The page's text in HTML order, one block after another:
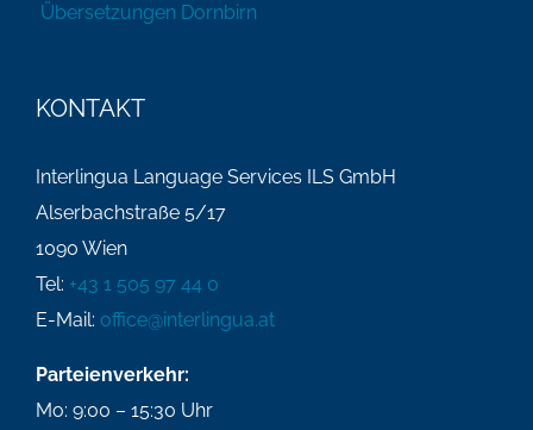
Übersetzungen Dornbirn
KONTAKT
Interlingua Language Services ILS GmbH
Alserbachstraße 5/17
1090 Wien
Tel: +43 1 505 97 44 0
E-Mail: office@interlingua.at
Parteienverkehr:
Mo: 9:00 – 15:30 Uhr